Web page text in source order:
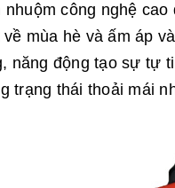
công nghệ
mùa hè và ấm áp
năng động tạo sự tự
trạng thái thoải mái